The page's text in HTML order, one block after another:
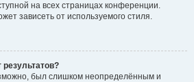
на всех страницах конференции.
зависеть от используемого стиля.
был слишком неопределённым и